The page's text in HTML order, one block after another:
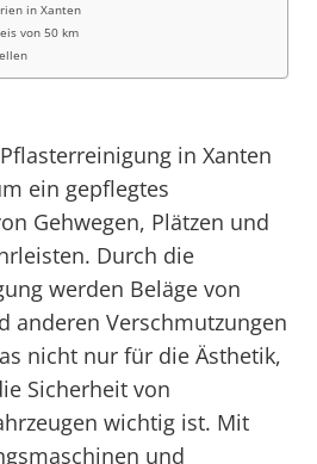
in Xanten
von 50 km
in Xanten
ein gepflegtes
Gehwegen, Plätzen und
Durch die
werden Beläge von
anderen Verschmutzungen
nicht nur für die Ästhetik,
Sicherheit von
wichtig ist. Mit
und